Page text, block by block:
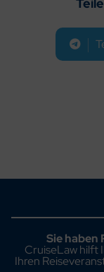
Sie
CruiseLaw hilft
Ihren